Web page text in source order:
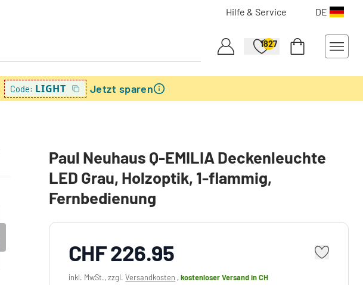
Hilfe & Service DE
1827
Code: LIGHT Jetzt sparen
Paul Neuhaus Q-EMILIA Deckenleuchte
LED Grau, Holzoptik, 1-flammig,
Fernbedienung
CHF 226.95
inkl. MwSt., zzgl.Versandkosten ,kostenloser Versandin CH